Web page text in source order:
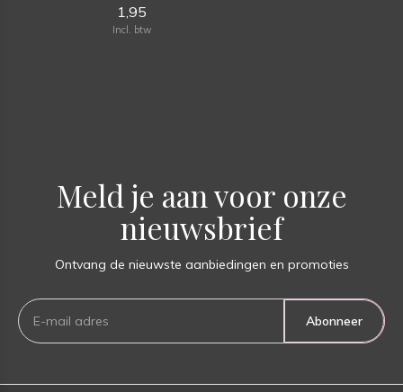
1,95
Incl. btw
Meld je aan voor onze
nieuwsbrief
Ontvang de nieuwste aanbiedingen en promoties
Abonneer